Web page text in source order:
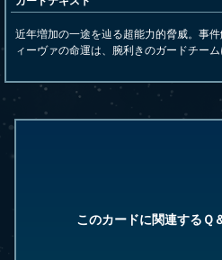
近年増加の一途を辿る超能力的脅威。事
ィーヴァの命運は、腕利きのガードチーム
このカードに関連するＱ